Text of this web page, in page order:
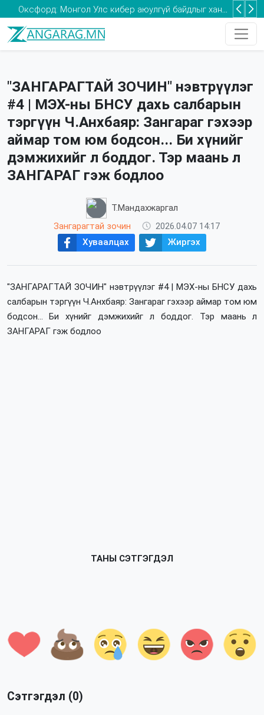
Оксфорд: Монгол Улс кибер аюулгүй байдлыг хангах хөрөнгө оруулалтыг нэмэгдүүлэх шаардлагатай
"ЗАНГАРАГТАЙ ЗОЧИН" нэвтрүүлэг
#4 | МЭХ-ны БНСУ дахь салбарын
тэргүүн Ч.Анхбаяр: Зангараг гэхээр
аймар том юм бодсон... Би хүнийг
дэмжихийг л боддог. Тэр маань л
ЗАНГАРАГ гэж бодлоо
Т.Мандахжаргал
Зангарагтай зочин
2026.04.07 14:17
Хуваалцах
Жиргэх
"ЗАНГАРАГТАЙ ЗОЧИН" нэвтрүүлэг #4 | МЭХ-ны БНСУ дахь
салбарын тэргүүн Ч.Анхбаяр: Зангараг гэхээр аймар том юм
бодсон... Би хүнийг дэмжихийг л боддог. Тэр маань л
ЗАНГАРАГ гэж бодлоо
ТАНЫ СЭТГЭГДЭЛ
Сэтгэгдэл (0)